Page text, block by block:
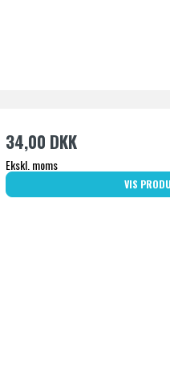
34,00 DKK
Ekskl. moms
VIS